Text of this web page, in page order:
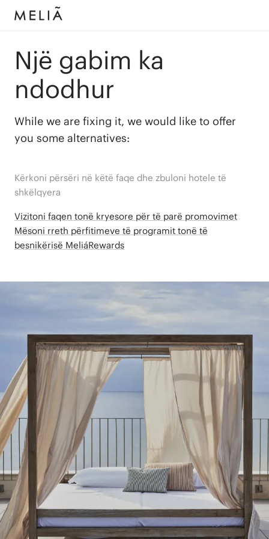
Një gabim ka
ndodhur
While we are fixing it, we would like to offer
you some alternatives:
Kërkoni përsëri në këtë faqe dhe zbuloni hotele të
shkëlqyera
Vizitoni faqen tonë kryesore për të parë promovimet
Mësoni rreth përfitimeve të programit tonë të
besnikërisë MeliáRewards